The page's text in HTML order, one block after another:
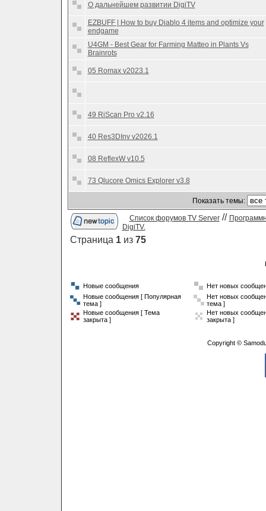
О дальнейшем развитии DigiTV
EZBUFF | How to buy Diablo 4 items and optimize your
endgame
U4GM - Best Gear for Farming Matteo in Plants Vs
Brainrots
05 Romax v2023.1
49 RiScan Pro v2.16
40 Res3DInv v2026.1
08 ReflexW v10.5
73 Qlucore Omics Explorer v3.8
Показать темы:
Список форумов TV Server//
DigiTV.
Страница 1из 75
Новые сообщения
Нет новых
Новые сообщения [ Популярная
тема ]
Нет новых
тема ]
Новые сообщения [ Тема
закрыта ]
Нет новых
закрыта ]
Copyright ©